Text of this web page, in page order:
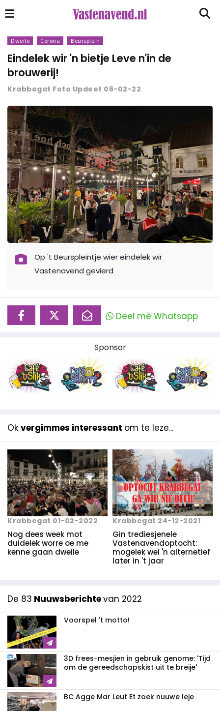
Dweile Corona Beursplein
Eindelek wir 'n bietje Leve n'in de
brouwerij!
Krabbegat Foto Updeet 06-02-22
Op 't Beurspleintje wier eindelek wir
Vastenavend gevierd
Deel mè Whatsapp
Sponsor
Ok vergimmes interessant om te leze...
Krabbegat 01-02-2022
Nog dees week mot
duidelek worre oe me
kenne gaan dweile
Krabbegat 24-12-2021
Gin trediesjenele
Vastenavend­optocht:
mogelek wel 'n alternetief
later in 't jaar
De 83 Nuuwsberichtevan 2022
Voorspel 't motto!
3D frees-mesjien in gebruik genome: 'Tijd
om de gereedschapskist uit te breije'
BC Agge Mar Leut Et zoek nuuwe leje